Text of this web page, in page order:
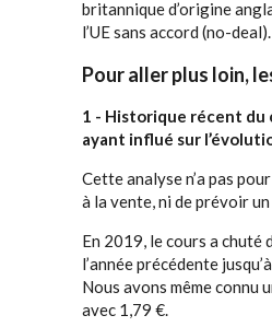
britannique d’origine
l’UE sans accord (no-deal).
Pour aller plus loin,
1 - Historique récent du
ayant influé sur
Cette analyse n’a pas
à la vente, ni de prévoir
En 2019, le cours a chuté
l’année précédente
Nous avons même connu
avec 1,79 €.